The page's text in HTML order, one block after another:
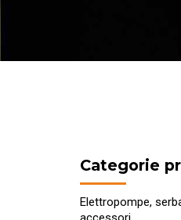
Categorie
Elettropompe,